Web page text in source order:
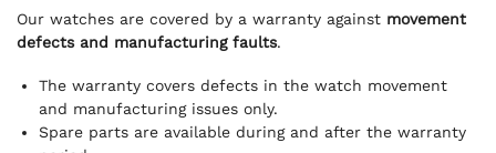
Our watches are covered by a warranty against movement
defects and manufacturing faults.
The warranty covers defects in the watch movement
and manufacturing issues only.
Spare parts are available during and after the warranty